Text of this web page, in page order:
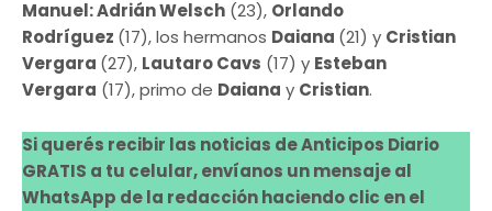
Manuel: Adrián Welsch (23), Orlando
Rodríguez (17), los hermanos Daiana (21) y Cristian
Vergara (27), Lautaro Cavs (17) y Esteban
Vergara (17), primo de Daiana y Cristian.
Si querés recibir las noticias de Anticipos Diario
GRATIS a tu celular, envíanos un mensaje al
WhatsApp de la redacción haciendo clic en el